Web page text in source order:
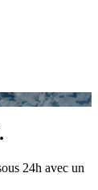
.
24h avec un